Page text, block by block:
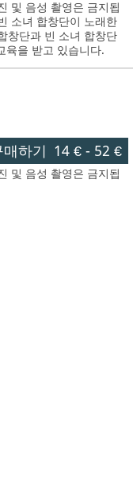
및 음성 촬영은 금지됩
소녀 합창단이 노래한
창단과 빈 소녀 합창단
육을 받고 있습니다.
하기 14 €- 52 €
및 음성 촬영은 금지됩